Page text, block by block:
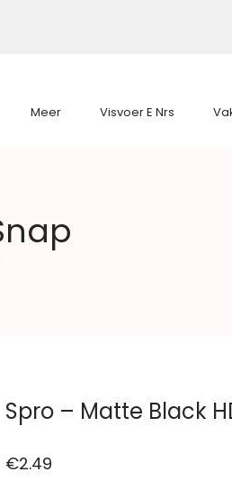
Meer Visvoer E Nrs
Spro – Matte Black
€2.49